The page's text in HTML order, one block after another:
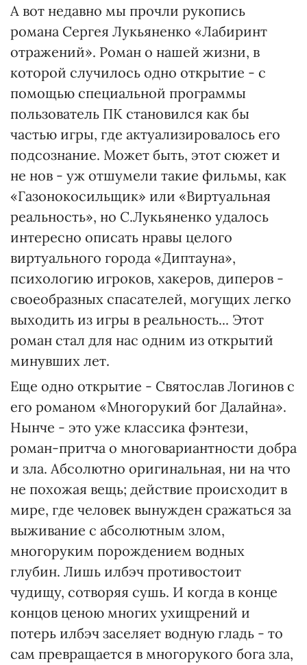
А вот недавно мы прочли рукопись
романа Сергея Лукьяненко «Лабиринт
отражений». Роман о нашей жизни, в
которой случилось одно открытие - с
помощью специальной программы
пользователь ПК становился как бы
частью игры, где актуализировалось его
подсознание. Может быть, этот сюжет и
не нов - уж отшумели такие фильмы, как
«Газонокосильщик» или «Виртуальная
реальность», но С.Лукьяненко удалось
интересно описать нравы целого
виртуального города «Диптауна»,
психологию игроков, хакеров, диперов -
своеобразных спасателей, могущих легко
выходить из игры в реальность... Этот
роман стал для нас одним из открытий
минувших лет.
Еще одно открытие - Святослав Логинов с
его романом «Многорукий бог Далайна».
Нынче - это уже классика фэнтези,
роман-притча о многовариантности добра
и зла. Абсолютно оригинальная, ни на что
не похожая вещь; действие происходит в
мире, где человек вынужден сражаться за
выживание с абсолютным злом,
многоруким порождением водных
глубин. Лишь илбэч противостоит
чудищу, сотворяя сушь. И когда в конце
концов ценою многих ухищрений и
потерь илбэч заселяет водную гладь - то
сам превращается в многорукого бога зла,